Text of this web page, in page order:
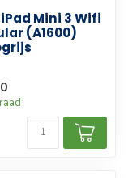
Mini 3 Wifi
(A1600)